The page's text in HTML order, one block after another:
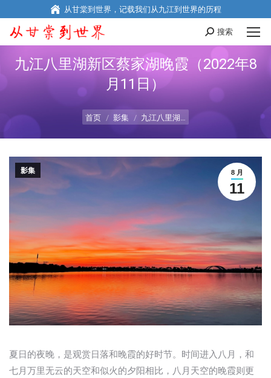
从甘棠到世界，记载我们从九江到世界的历程
Search:
搜索
九江八里湖新区蔡家湖晚霞（2022年8
月11日）
首页 影集 九江八里湖…
8 月
11
影集
夏日的夜晚，是观赏日落和晚霞的好时节。时间进入八月，和
七月万里无云的天空和似火的夕阳相比，八月天空的晚霞则更